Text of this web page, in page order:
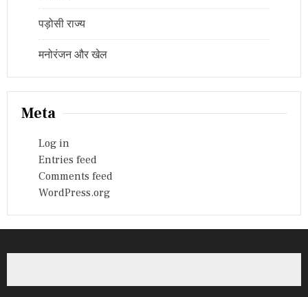
पड़ोसी राज्य
मनोरंजन और खेल
Meta
Log in
Entries feed
Comments feed
WordPress.org